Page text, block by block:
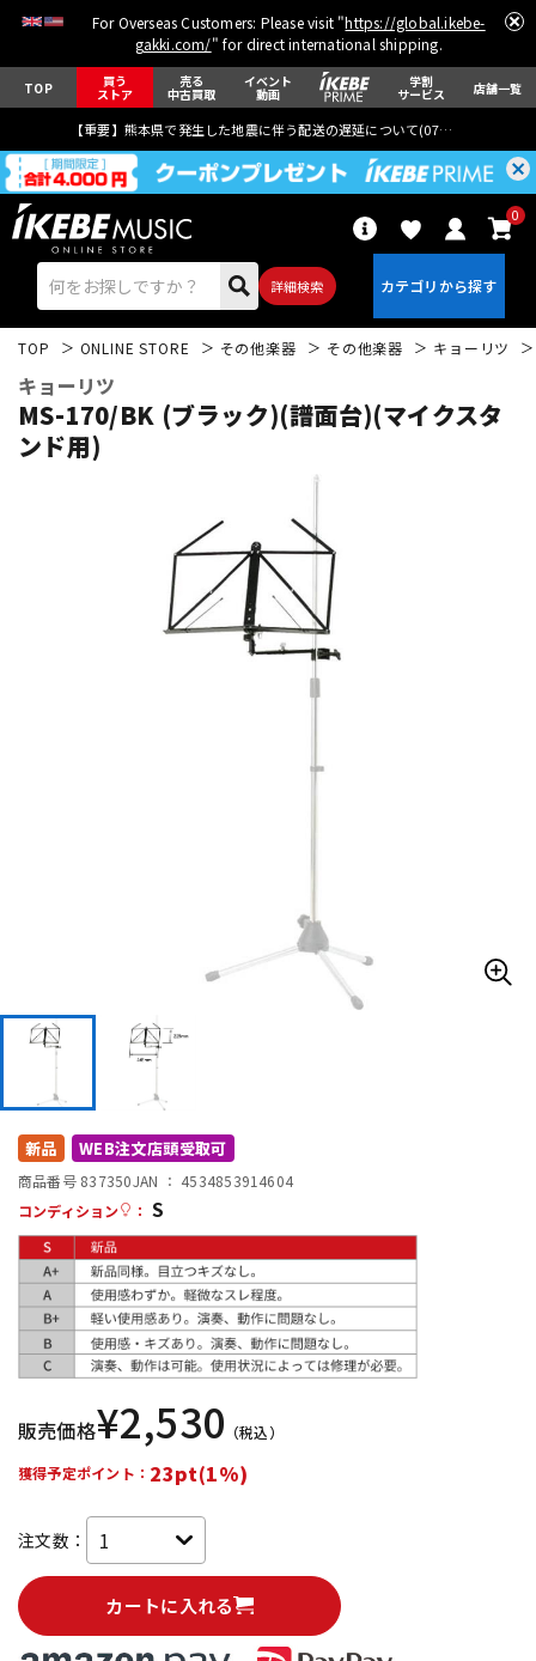
For Overseas Customers: Please visit "https://global.ikebe-
gakki.com/" for direct international shipping.
TOP 買う
ストア
売る
中古買取
イベント
動画
学割
サービス 店舗一覧
【重要】熊本県で発生した地震に伴う配送の遅延について(07月29日
詳細検索
0
DTM
配信/ライブ機器
中古 ヴィンテージ
TOP ONLINE STORE その他楽器 その他楽器 キョーリツ
キョーリツ
MS-170/BK (ブラック)(譜面台)(マイクスタ
ンド用)
新品 WEB注文店頭受取可
商品番号 837350JAN ： 4534853914604
コンディション
： S
販売価格¥2,530 （税込）
獲得予定ポイント： 23pt(1%)
注文数：
カートに入れる